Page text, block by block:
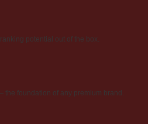
potential out of the box.
the foundation of any premium brand.